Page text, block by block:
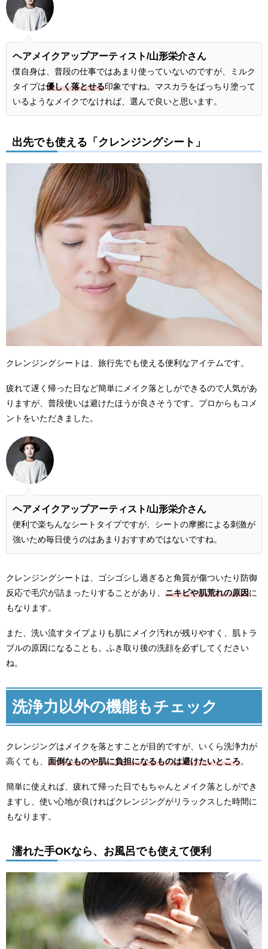
ヘアメイクアップアーティスト/山形栄介さん
僕自身は、普段の仕事ではあまり使っていないのですが、ミルク
タイプは優しく落とせる印象ですね。マスカラをばっちり塗って
いるようなメイクでなければ、選んで良いと思います。
出先でも使える「クレンジングシート」
クレンジングシートは、旅行先でも使える便利なアイテムです。
疲れて遅く帰った日など簡単にメイク落としができるので人気があ
りますが、普段使いは避けたほうが良さそうです。プロからもコメ
ントをいただきました。
ヘアメイクアップアーティスト/山形栄介さん
便利で楽ちんなシートタイプですが、シートの摩擦による刺激が
強いため毎日使うのはあまりおすすめではないですね。
クレンジングシートは、ゴシゴシし過ぎると角質が傷ついたり防御
反応で毛穴が詰まったりすることがあり、 ニキビや肌荒れの原因に
もなります。
また、洗い流すタイプよりも肌にメイク汚れが残りやすく、肌トラ
ブルの原因になることも。ふき取り後の洗顔を必ずしてください
ね。
洗浄力以外の機能もチェック
クレンジングはメイクを落とすことが目的ですが、いくら洗浄力が
高くても、 面倒なものや肌に負担になるものは避けたいところ。
簡単に使えれば、疲れて帰った日でもちゃんとメイク落としができ
ますし、使い心地が良ければクレンジングがリラックスした時間に
もなります。
濡れた手OKなら、お風呂でも使えて便利